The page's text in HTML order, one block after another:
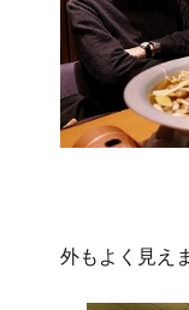
外もよく見え